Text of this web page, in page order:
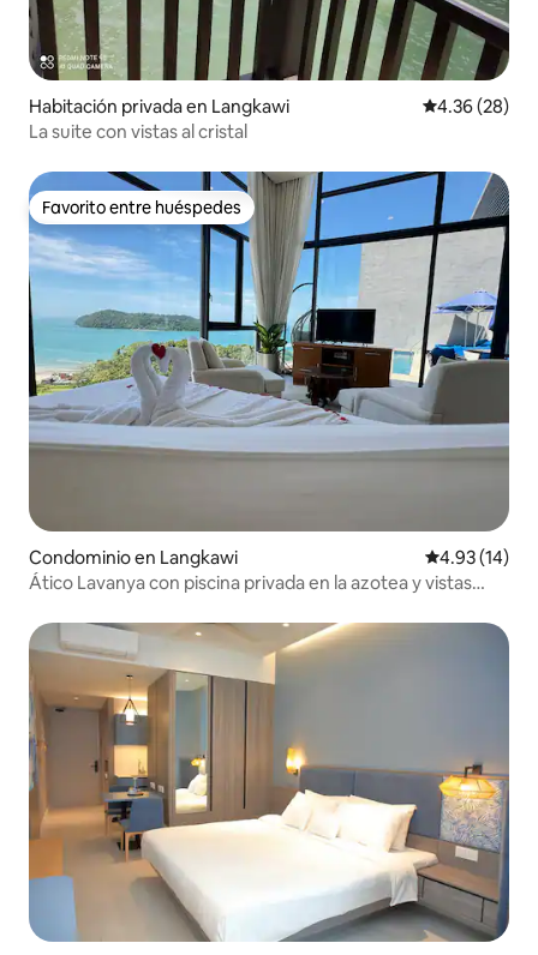
Habitación privada en Langkawi Calificación
4.36 (28)
La suite con vistas al cristal
Favorito entre huéspedes
Favorito entre huéspedes
Condominio en Langkawi Calificación
4.93 (14)
Ático Lavanya con piscina privada en la azotea y vistas